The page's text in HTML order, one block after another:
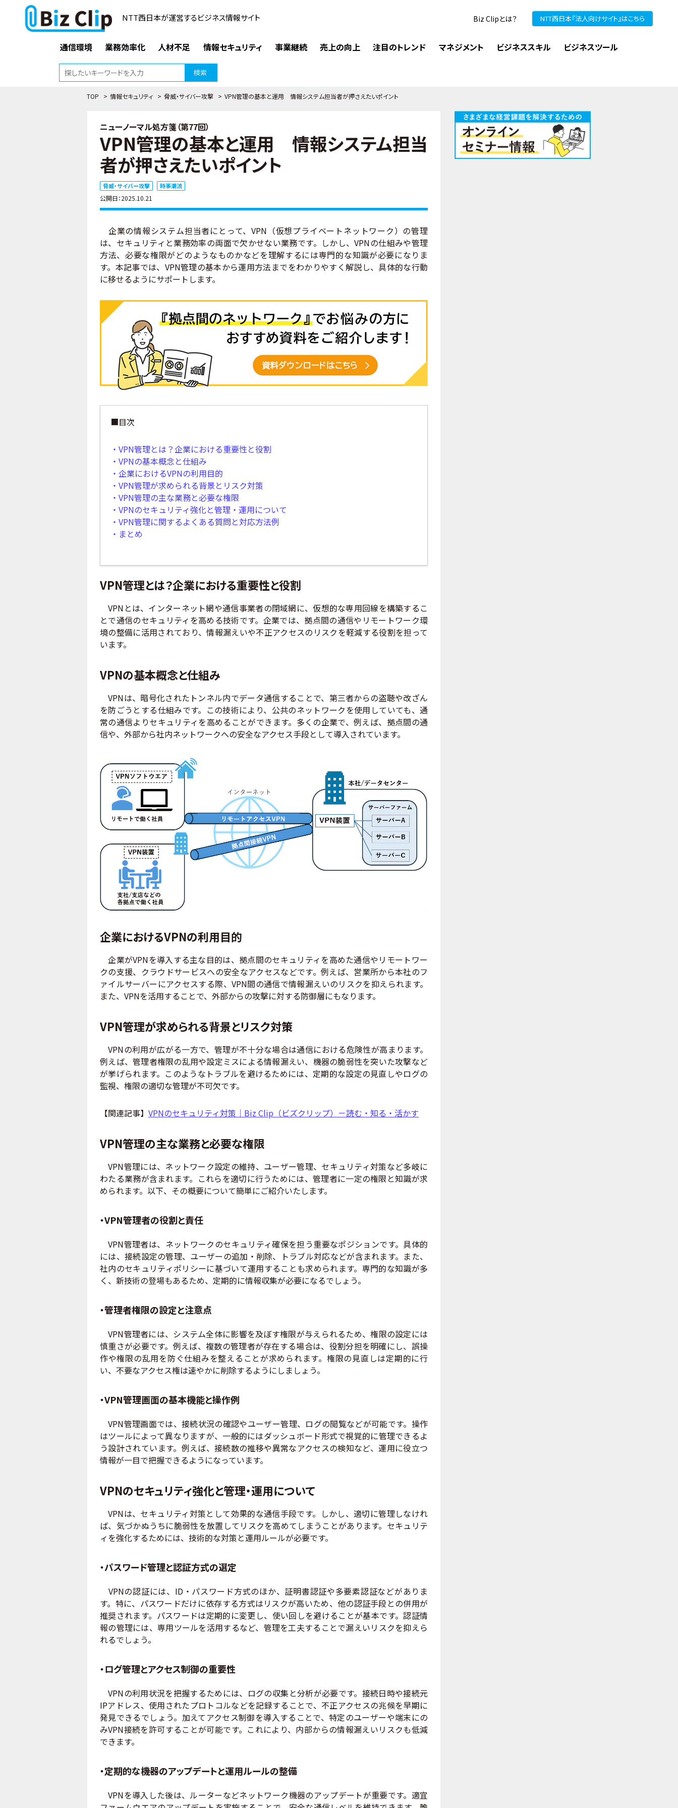
NTT西日本が運営するビジネス情報サイト Biz Clipとは？ NTT西日本『法人向けサイト』はこちら
通信環境 業務効率化 人材不足 情報セキュリティ 事業継続 売上の向上 注目のトレンド マネジメント ビジネススキル ビジネスツール
検索
TOP > 情報セキュリティ > 脅威・サイバー攻撃 > VPN管理の基本と運用 情報システム担当者が押さえたいポイント
ニューノーマル処方箋（第77回）
VPN管理の基本と運用 情報システム担当
者が押さえたいポイント
脅威・サイバー攻撃 時事潮流
公開日：2025.10.21
企業の情報システム担当者にとって、VPN（仮想プライベートネットワーク）の管理
は、セキュリティと業務効率の両面で欠かせない業務です。しかし、VPNの仕組みや管理
方法、必要な権限がどのようなものかなどを理解するには専門的な知識が必要になりま
す。本記事では、VPN管理の基本から運用方法までをわかりやすく解説し、具体的な行動
に移せるようにサポートします。
■目次
・VPN管理とは？企業における重要性と役割
・VPNの基本概念と仕組み
・企業におけるVPNの利用目的
・VPN管理が求められる背景とリスク対策
・VPN管理の主な業務と必要な権限
・VPNのセキュリティ強化と管理・運用について
・VPN管理に関するよくある質問と対応方法例
・まとめ
VPN管理とは？企業における重要性と役割
VPNとは、インターネット網や通信事業者の閉域網に、仮想的な専用回線を構築するこ
とで通信のセキュリティを高める技術です。企業では、拠点間の通信やリモートワーク環
境の整備に活用されており、情報漏えいや不正アクセスのリスクを軽減する役割を担って
います。
VPNの基本概念と仕組み
VPNは、暗号化されたトンネル内でデータ通信することで、第三者からの盗聴や改ざん
を防ごうとする仕組みです。この技術により、公共のネットワークを使用していても、通
常の通信よりセキュリティを高めることができます。多くの企業で、例えば、拠点間の通
信や、外部から社内ネットワークへの安全なアクセス手段として導入されています。
企業におけるVPNの利用目的
企業がVPNを導入する主な目的は、拠点間のセキュリティを高めた通信やリモートワー
クの支援、クラウドサービスへの安全なアクセスなどです。例えば、営業所から本社のフ
ァイルサーバーにアクセスする際、VPN間の通信で情報漏えいのリスクを抑えられます。
また、VPNを活用することで、外部からの攻撃に対する防御層にもなります。
VPN管理が求められる背景とリスク対策
VPNの利用が広がる一方で、管理が不十分な場合は通信における危険性が高まります。
例えば、管理者権限の乱用や設定ミスによる情報漏えい、機器の脆弱性を突いた攻撃など
が挙げられます。このようなトラブルを避けるためには、定期的な設定の見直しやログの
監視、権限の適切な管理が不可欠です。
【関連記事】 VPNのセキュリティ対策｜Biz Clip（ビズクリップ）－読む・知る・活かす
VPN管理の主な業務と必要な権限
VPN管理には、ネットワーク設定の維持、ユーザー管理、セキュリティ対策など多岐に
わたる業務が含まれます。これらを適切に行うためには、管理者に一定の権限と知識が求
められます。以下、その概要について簡単にご紹介いたします。
・VPN管理者の役割と責任
VPN管理者は、ネットワークのセキュリティ確保を担う重要なポジションです。具体的
には、接続設定の管理、ユーザーの追加・削除、トラブル対応などが含まれます。また、
社内のセキュリティポリシーに基づいて運用することも求められます。専門的な知識が多
く、新技術の登場もあるため、定期的に情報収集が必要になるでしょう。
・管理者権限の設定と注意点
VPN管理者には、システム全体に影響を及ぼす権限が与えられるため、権限の設定には
慎重さが必要です。例えば、複数の管理者が存在する場合は、役割分担を明確にし、誤操
作や権限の乱用を防ぐ仕組みを整えることが求められます。権限の見直しは定期的に行
い、不要なアクセス権は速やかに削除するようにしましょう。
・VPN管理画面の基本機能と操作例
VPN管理画面では、接続状況の確認やユーザー管理、ログの閲覧などが可能です。操作
はツールによって異なりますが、一般的にはダッシュボード形式で視覚的に管理できるよ
う設計されています。例えば、接続数の推移や異常なアクセスの検知など、運用に役立つ
情報が一目で把握できるようになっています。
VPNのセキュリティ強化と管理・運用について
VPNは、セキュリティ対策として効果的な通信手段です。しかし、適切に管理しなけれ
ば、気づかぬうちに脆弱性を放置してリスクを高めてしまうことがあります。セキュリテ
ィを強化するためには、技術的な対策と運用ルールが必要です。
・パスワード管理と認証方式の選定
VPNの認証には、ID・パスワード方式のほか、証明書認証や多要素認証などがありま
す。特に、パスワードだけに依存する方式はリスクが高いため、他の認証手段との併用が
推奨されます。パスワードは定期的に変更し、使い回しを避けることが基本です。認証情
報の管理には、専用ツールを活用するなど、管理を工夫することで漏えいリスクを抑えら
れるでしょう。
・ログ管理とアクセス制御の重要性
VPNの利用状況を把握するためには、ログの収集と分析が必要です。接続日時や接続元
IPアドレス、使用されたプロトコルなどを記録することで、不正アクセスの兆候を早期に
発見できるでしょう。加えてアクセス制御を導入することで、特定のユーザーや端末にの
みVPN接続を許可することが可能です。これにより、内部からの情報漏えいリスクも低減
できます。
・定期的な機器のアップデートと運用ルールの整備
VPNを導入した後は、ルーターなどネットワーク機器のアップデートが重要です。適宜